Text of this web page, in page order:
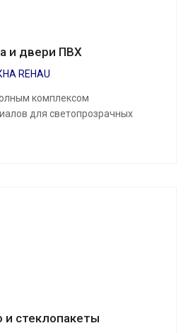
и двери ПВХ
REHAU
комплексом
для светопрозрачных
и стеклопакеты